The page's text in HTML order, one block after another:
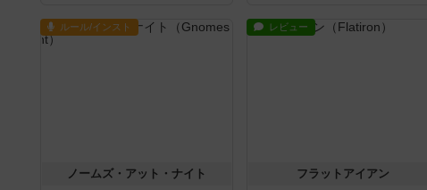
ルール/インスト
ノームズ・アット・ナイト
レビュー
フラットアイアン